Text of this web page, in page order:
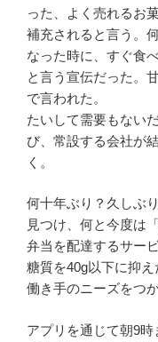
った、よく売れるお
補充されると言う。
なった時に、すぐ食
と言う宣伝だった。
で言われた。
たいして需要もない
び、常設する会社が
く。
何十年ぶり？久しぶ
見つけ、何と今度は
弁当を配達するサー
糖質を40g以下に抑
働き手のニーズをつ
アプリを通じて朝9